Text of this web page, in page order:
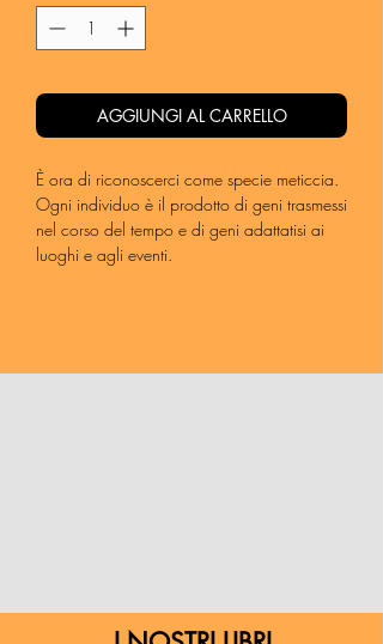
AGGIUNGI AL CARRELLO
È ora di riconoscerci come specie meticcia.
Ogni individuo è il prodotto di geni trasmessi
nel corso del tempo e di geni adattatisi ai
luoghi e agli eventi.
solitarie, vi sono sempre articolazioni
clima e dai conflitti, per poi approfondire la